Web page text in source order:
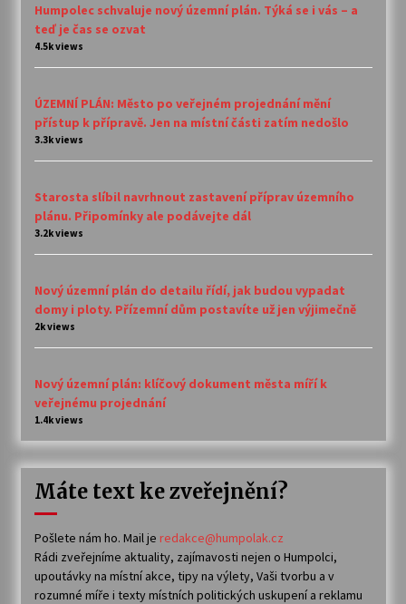
Humpolec schvaluje nový územní plán. Týká se i vás – a
teď je čas se ozvat
4.5k views
ÚZEMNÍ PLÁN: Město po veřejném projednání mění
přístup k přípravě. Jen na místní části zatím nedošlo
3.3k views
Starosta slíbil navrhnout zastavení příprav územního
plánu. Připomínky ale podávejte dál
3.2k views
Nový územní plán do detailu řídí, jak budou vypadat
domy i ploty. Přízemní dům postavíte už jen výjimečně
2k views
Nový územní plán: klíčový dokument města míří k
veřejnému projednání
1.4k views
Máte text ke zveřejnění?
Pošlete nám ho. Mail je redakce@humpolak.cz
Rádi zveřejníme aktuality, zajímavosti nejen o Humpolci,
upoutávky na místní akce, tipy na výlety, Vaši tvorbu a v
rozumné míře i texty místních politických uskupení a reklamu